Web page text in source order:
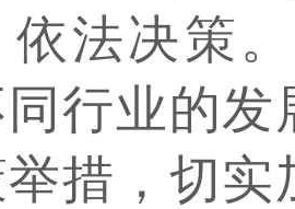
依法决策
同行业的
措，切